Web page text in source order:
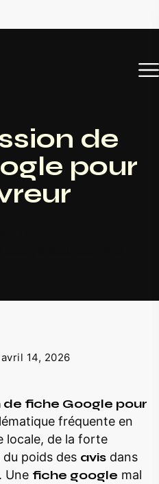
de
pour
avril 14, 2026
de fiche Google pour
fréquente en
locale, de la forte
poids des avis dans
Une fiche google mal